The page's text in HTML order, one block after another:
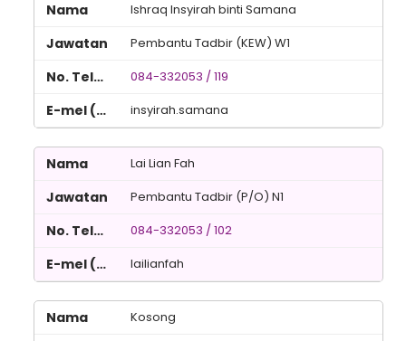
Ishraq Insyirah binti Samana
Pembantu Tadbir (KEW) W1
084-332053 / 119
insyirah.samana
Lai Lian Fah
Pembantu Tadbir (P/O) N1
084-332053 / 102
lailianfah
Kosong